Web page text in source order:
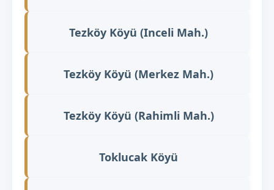
Tezköy Köyü (Inceli Mah.)
Tezköy Köyü (Merkez Mah.)
Tezköy Köyü (Rahimli Mah.)
Toklucak Köyü